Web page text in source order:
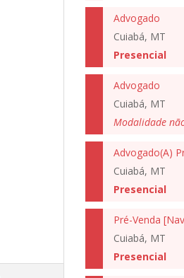
Advogado
Cuiabá, MT
Presencial
Advogado
Cuiabá, MT
Modalidade
Cuiabá, MT
Presencial
Pré-Venda
Cuiabá, MT
Presencial